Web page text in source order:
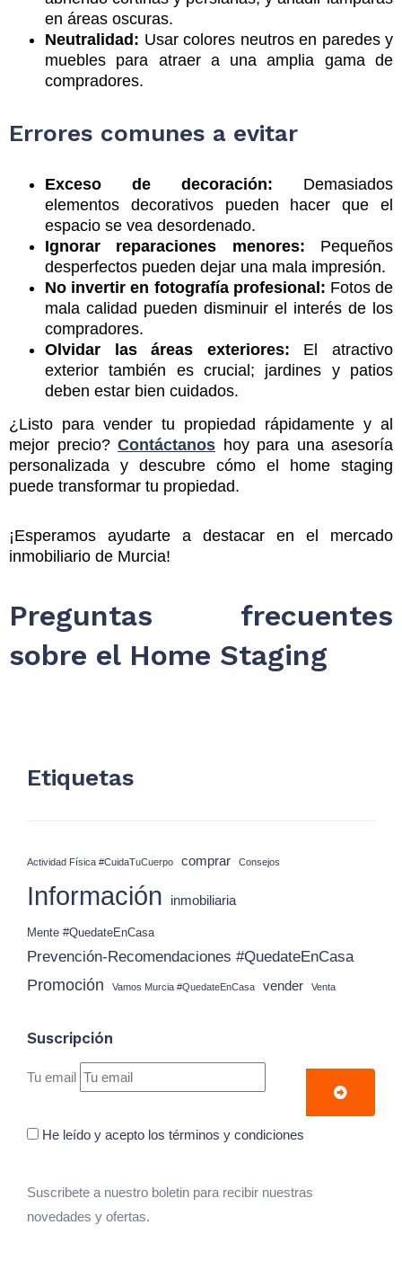
en áreas oscuras.
Neutralidad: Usar colores neutros en paredes y
muebles para atraer a una amplia gama de
compradores.
Errores comunes a evitar
Exceso de decoración: Demasiados
elementos decorativos pueden hacer que el
espacio se vea desordenado.
Ignorar reparaciones menores: Pequeños
desperfectos pueden dejar una mala impresión.
No invertir en fotografía profesional: Fotos de
mala calidad pueden disminuir el interés de los
compradores.
Olvidar las áreas exteriores: El atractivo
exterior también es crucial; jardines y patios
deben estar bien cuidados.
¿Listo para vender tu propiedad rápidamente y al
mejor precio? Contáctanos hoy para una asesoría
personalizada y descubre cómo el home staging
puede transformar tu propiedad.
¡Esperamos ayudarte a destacar en el mercado
inmobiliario de Murcia!
Preguntas frecuentes
sobre el Home Staging
Etiquetas
Actividad Física #CuidaTuCuerpo comprar Consejos
Información inmobiliaria
Mente #QuedateEnCasa
Prevención-Recomendaciones #QuedateEnCasa
Promoción Vamos Murcia #QuedateEnCasa vender Venta
Suscripción
Tu email
He leído y acepto los términos y condiciones
Suscribete a nuestro boletin para recibir nuestras
novedades y ofertas.